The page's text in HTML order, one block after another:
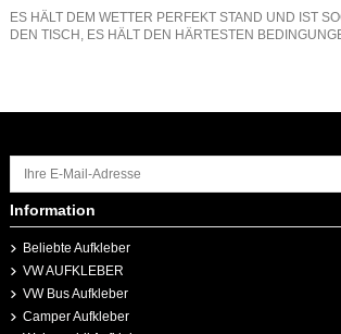
ES HÄLT DEM WETTER PERFEKT STAND UND IST
DEN TISCH, ES HÄLT DEN HÄRTESTEN
Information
Beliebte Aufkleber
VW AUFKLEBER
VW Bus Aufkleber
Camper Aufkleber